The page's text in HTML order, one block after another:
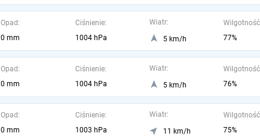
Opad:
0 mm
Ciśnienie:
1004 hPa
Wiatr:
5 km/h
77%
Opad:
0 mm
Ciśnienie:
1004 hPa
Wiatr:
5 km/h
76%
Opad:
0 mm
Ciśnienie:
1003 hPa
Wiatr:
11 km/h
75%